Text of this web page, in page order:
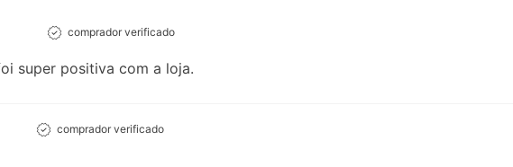
comprador verificado
super positiva com a loja.
comprador verificado